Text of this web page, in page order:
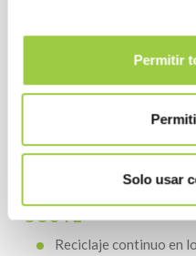
Permitir
Solo usar
Estabilidad térmica y
La bajísima tensión
profundidad de piezas de
Tiempos cortos de
COSTE
Reciclaje continuo en